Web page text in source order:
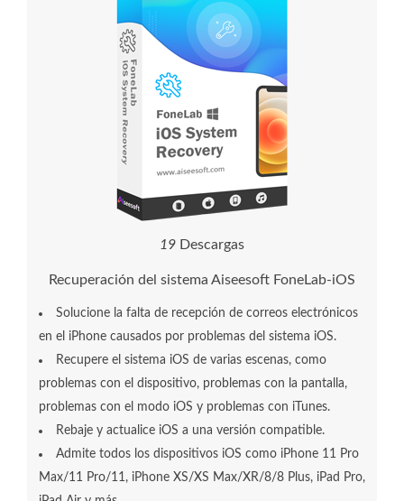
19 Descargas
Recuperación del sistema Aiseesoft FoneLab-iOS
Solucione la falta de recepción de correos electrónicos
en el iPhone causados ​​​​por problemas del sistema iOS.
Recupere el sistema iOS de varias escenas, como
problemas con el dispositivo, problemas con la pantalla,
problemas con el modo iOS y problemas con iTunes.
Rebaje y actualice iOS a una versión compatible.
Admite todos los dispositivos iOS como iPhone 11 Pro
Max/11 Pro/11, iPhone XS/XS Max/XR/8/8 Plus, iPad Pro,